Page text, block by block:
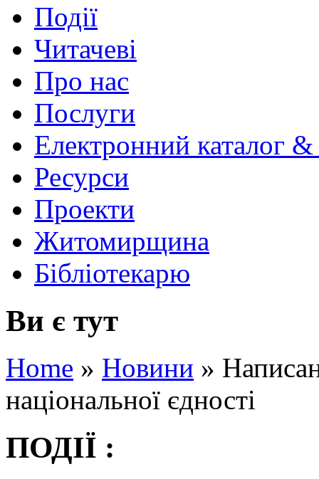
Події
Читачеві
Про нас
Послуги
Електронний каталог
Ресурси
Проекти
Житомирщина
Бібліотекарю
Ви є тут
Home » Новини »
національної єдності
ПОДІЇ :